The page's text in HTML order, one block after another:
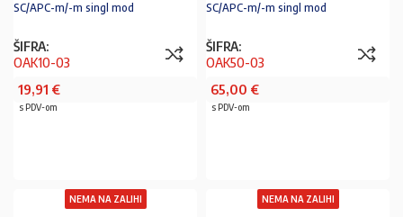
SC/APC-m/-m singl mod
ŠIFRA:
OAK10-03
19,91 €
s PDV-om
SC/APC-m/-m singl mod
ŠIFRA:
OAK50-03
65,00 €
s PDV-om
NEMA NA ZALIHI NEMA NA ZALIHI